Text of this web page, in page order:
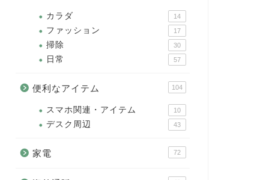
カラダ 14
ファッション 17
掃除 30
日常 57
便利なアイテム 104
スマホ関連・アイテム 10
デスク周辺 43
家電 72